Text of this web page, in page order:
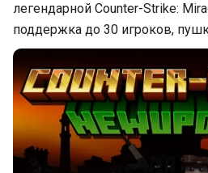
легендарной Counter-Strike:
поддержка до 30 игроков,